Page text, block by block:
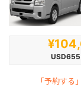
「予約す